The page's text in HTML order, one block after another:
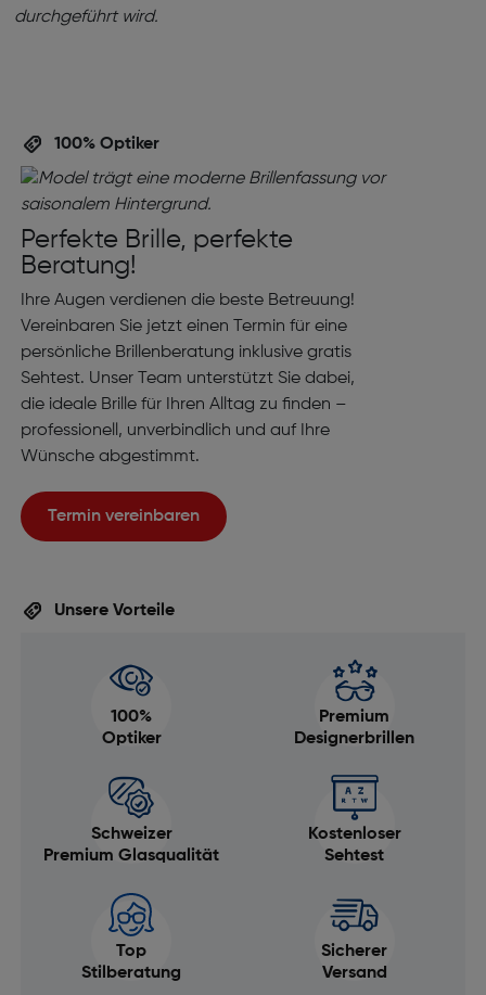
100% Optiker
Perfekte Brille, perfekte
Beratung!
Ihre Augen verdienen die beste Betreuung!
Vereinbaren Sie jetzt einen Termin für eine
persönliche Brillenberatung inklusive gratis
Sehtest. Unser Team unterstützt Sie dabei,
die ideale Brille für Ihren Alltag zu finden –
professionell, unverbindlich und auf Ihre
Wünsche abgestimmt.
Termin vereinbaren
Unsere Vorteile
100%
Optiker
Premium
Designerbrillen
Schweizer
Premium Glasqualität
Kostenloser
Sehtest
Top
Stilberatung
Sicherer
Versand